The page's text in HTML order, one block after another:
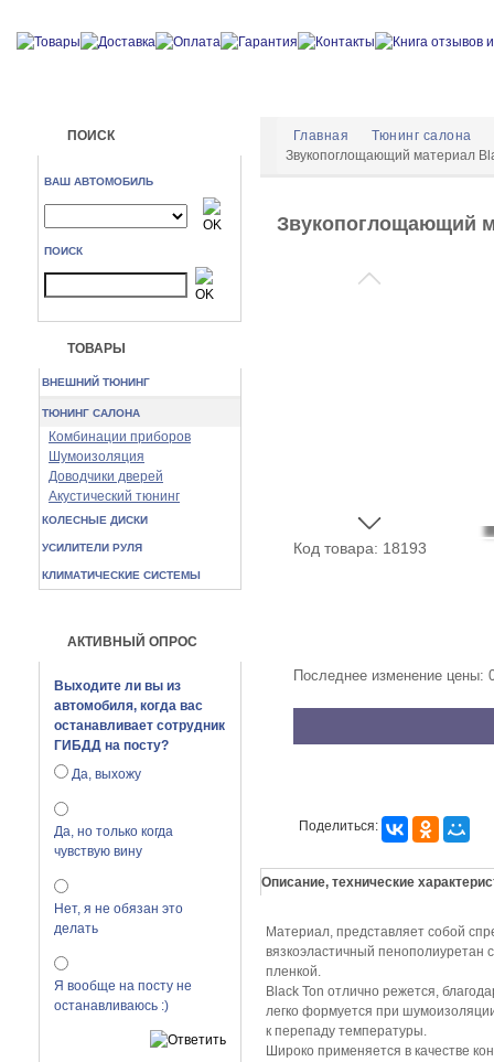
ПОИСК
ВАШ АВТОМОБИЛЬ
ПОИСК
ТОВАРЫ
ВНЕШНИЙ ТЮНИНГ
ТЮНИНГ САЛОНА
Комбинации приборов
Шумоизоляция
Доводчики дверей
Акустический тюнинг
КОЛЕСНЫЕ ДИСКИ
УСИЛИТЕЛИ РУЛЯ
КЛИМАТИЧЕСКИЕ СИСТЕМЫ
АКТИВНЫЙ ОПРОС
Выходите ли вы из
автомобиля, когда вас
останавливает сотрудник
ГИБДД на посту?
Да, выхожу
Да, но только когда
чувствую вину
Нет, я не обязан это
делать
Я вообще на посту не
останавливаюсь :)
Главная
Тюнинг салона
Звукопоглощающий материал
Звукопоглощающий
Код товара: 18193
Последнее изменение цены:
Поделиться:
Описание, технические
Материал, представляет собой
вязкоэластичный
пленкой.
Black Ton отлично режется,
легко формуется при
к перепаду температуры.
Широко применяется в качестве